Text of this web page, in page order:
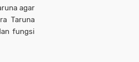
agar
Taruna
fungsi